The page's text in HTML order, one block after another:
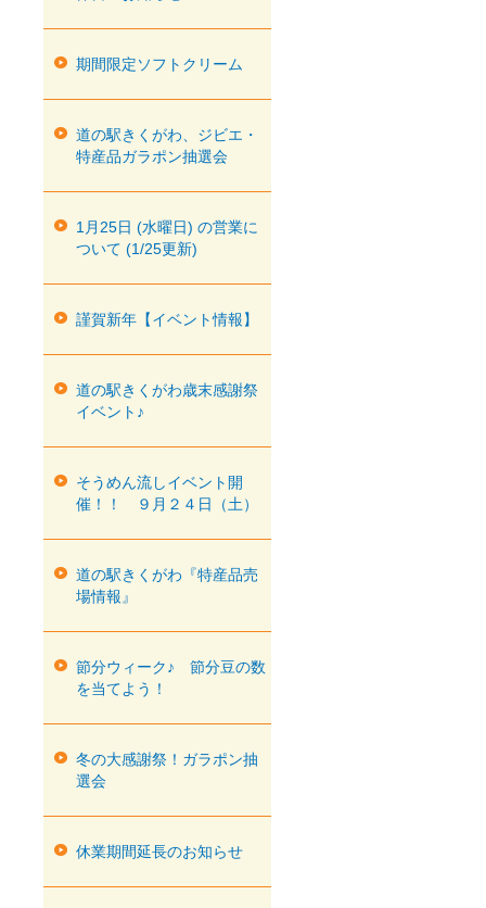
期間限定ソフトクリーム
道の駅きくがわ、ジビエ・
特産品ガラポン抽選会
1月25日 (水曜日) の営業に
ついて (1/25更新)
謹賀新年【イベント情報】
道の駅きくがわ歳末感謝祭
イベント♪
そうめん流しイベント開
催！！ ９月２４日（土）
道の駅きくがわ『特産品売
場情報』
節分ウィーク♪ 節分豆の数
を当てよう！
冬の大感謝祭！ガラポン抽
選会
休業期間延長のお知らせ